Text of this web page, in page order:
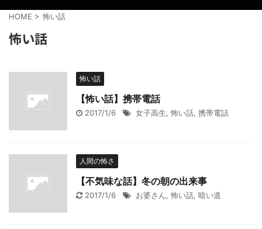
HOME > 怖い話
怖い話
怖い話
【怖い話】携帯電話
2017/1/6 女子高生, 怖い話, 携帯電話
人間の怖さ
【不気味な話】冬の朝の出来事
2017/1/6 お婆さん, 怖い話, 暗い道